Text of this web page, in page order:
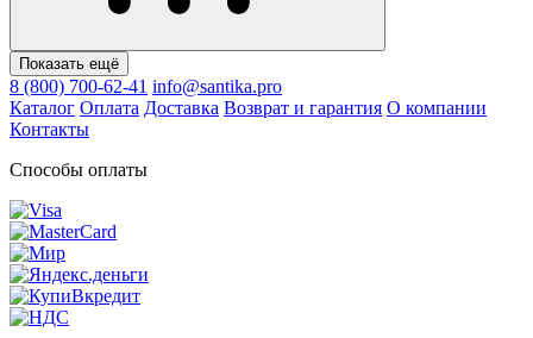
Показать ещё
8 (800) 700-62-41 info@santika.pro
Каталог Оплата Доставка Возврат и гарантия О компании
Контакты
Способы оплаты